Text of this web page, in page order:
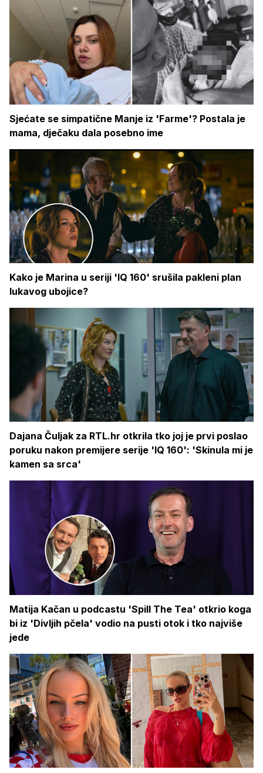
Sjećate se simpatične Manje iz 'Farme'? Postala je
mama, dječaku dala posebno ime
Kako je Marina u seriji 'IQ 160' srušila pakleni plan
lukavog ubojice?
Dajana Čuljak za RTL.hr otkrila tko joj je prvi poslao
poruku nakon premijere serije 'IQ 160': 'Skinula mi je
kamen sa srca'
Matija Kačan u podcastu 'Spill The Tea' otkrio koga
bi iz 'Divljih pčela' vodio na pusti otok i tko najviše
jede